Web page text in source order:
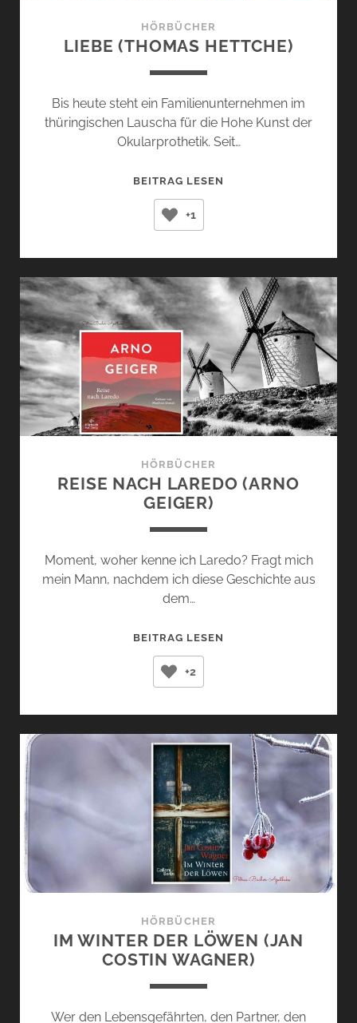
HÖRBÜCHER
LIEBE (THOMAS HETTCHE)
Bis heute steht ein Familienunternehmen im
thüringischen Lauscha für die Hohe Kunst der
Okularprothetik. Seit…
BEITRAG LESEN
+1
HÖRBÜCHER
REISE NACH LAREDO (ARNO
GEIGER)
Moment, woher kenne ich Laredo? Fragt mich
mein Mann, nachdem ich diese Geschichte aus
dem…
BEITRAG LESEN
GEIGER)
+2
HÖRBÜCHER
IM WINTER DER LÖWEN (JAN
COSTIN WAGNER)
Wer den Lebensgefährten, den Partner, den